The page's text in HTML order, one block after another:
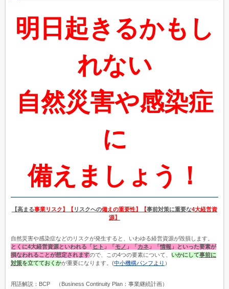
明日起きるかもし
れない
自然災害や感染症
に
備えましょう！
【高まる事業リスク】【 リスクへの備えの重要性】【事前対策に重要な4大経営資
源】
自然災害や感染症などのリスクが発生すると、いわゆる経営資源が毀損します。
とくに4大経営資源といわれる「ヒト 」「モノ 」「カネ 」「情報 」といった要素が
損なわれることが想定されますので、この4つの要素について、 いかにして事前に
対策を立てておくかが重要になります。(中小機構パンフより ）
用語解説：BCP （Business Continuity Plan：事業継続計画）